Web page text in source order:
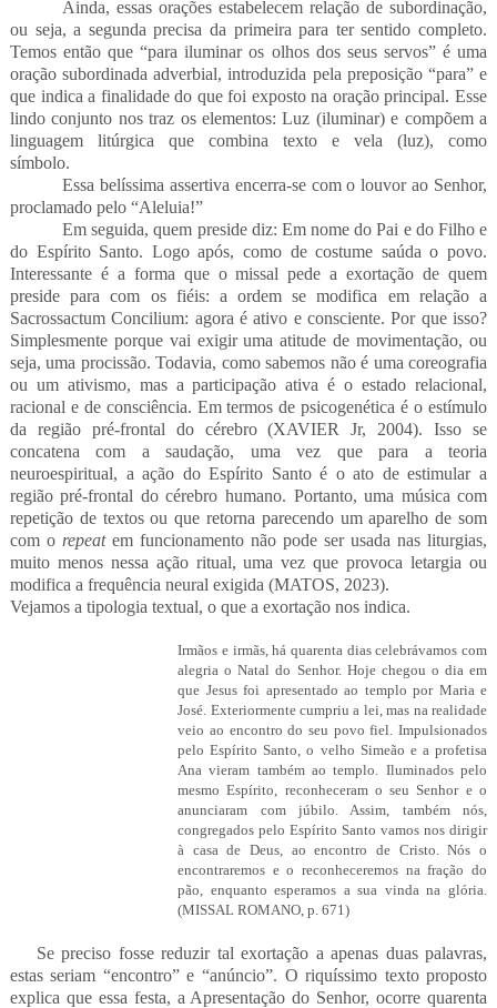
Ainda, essas orações estabelecem relação de subordinação,
ou seja, a segunda precisa da primeira para ter sentido completo.
Temos então que “para iluminar os olhos dos seus servos” é uma
oração subordinada adverbial, introduzida pela preposição “para” e
que indica a finalidade do que foi exposto na oração principal. Esse
lindo conjunto nos traz os elementos: Luz (iluminar) e compõem a
linguagem litúrgica que combina texto e vela (luz), como
símbolo.
Essa belíssima assertiva encerra-se com o louvor ao Senhor,
proclamado pelo “Aleluia!”
Em seguida, quem preside diz: Em nome do Pai e do Filho e
do Espírito Santo. Logo após, como de costume saúda o povo.
Interessante é a forma que o missal pede a exortação de quem
preside para com os fiéis: a ordem se modifica em relação a
Sacrossactum Concilium: agora é ativo e consciente. Por que isso?
Simplesmente porque vai exigir uma atitude de movimentação, ou
seja, uma procissão. Todavia, como sabemos não é uma coreografia
ou um ativismo, mas a participação ativa é o estado relacional,
racional e de consciência. Em termos de psicogenética é o estímulo
da região pré-frontal do cérebro (XAVIER Jr, 2004). Isso se
concatena com a saudação, uma vez que para a teoria
neuroespiritual, a ação do Espírito Santo é o ato de estimular a
região pré-frontal do cérebro humano. Portanto, uma música com
repetição de textos ou que retorna parecendo um aparelho de som
com o repeatem funcionamento não pode ser usada nas liturgias,
muito menos nessa ação ritual, uma vez que provoca letargia ou
modifica a frequência neural exigida (MATOS, 2023).
Vejamos a tipologia textual, o que a exortação nos indica.
Irmãos e irmãs, há quarenta dias celebrávamos com
alegria o Natal do Senhor. Hoje chegou o dia em
que Jesus foi apresentado ao templo por Maria e
José. Exteriormente cumpriu a lei, mas na realidade
veio ao encontro do seu povo fiel. Impulsionados
pelo Espírito Santo, o velho Simeão e a profetisa
Ana vieram também ao templo. Iluminados pelo
mesmo Espírito, reconheceram o seu Senhor e o
anunciaram com júbilo. Assim, também nós,
congregados pelo Espírito Santo vamos nos dirigir
à casa de Deus, ao encontro de Cristo. Nós o
encontraremos e o reconheceremos na fração do
pão, enquanto esperamos a sua vinda na glória.
(MISSAL ROMANO, p. 671)
Se preciso fosse reduzir tal exortação a apenas duas palavras,
estas seriam “encontro” e “anúncio”. O riquíssimo texto proposto
explica que essa festa, a Apresentação do Senhor, ocorre quarenta